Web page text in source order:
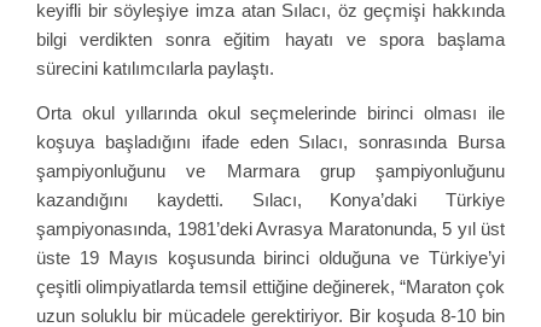
keyifli bir söyleşiye imza atan Sılacı, öz geçmişi hakkında
bilgi verdikten sonra eğitim hayatı ve spora başlama
sürecini katılımcılarla paylaştı.
Orta okul yıllarında okul seçmelerinde birinci olması ile
koşuya başladığını ifade eden Sılacı, sonrasında Bursa
şampiyonluğunu ve Marmara grup şampiyonluğunu
kazandığını kaydetti. Sılacı, Konya’daki Türkiye
şampiyonasında, 1981’deki Avrasya Maratonunda, 5 yıl üst
üste 19 Mayıs koşusunda birinci olduğuna ve Türkiye’yi
çeşitli olimpiyatlarda temsil ettiğine değinerek, “Maraton çok
uzun soluklu bir mücadele gerektiriyor. Bir koşuda 8-10 bin